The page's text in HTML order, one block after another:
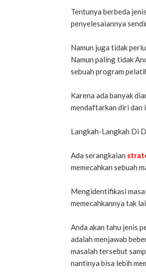
Tentunya berbeda
penyelesaiannya
Namun juga tidak
Namun paling tidak
sebuah program
Karena ada banyak
mendaftarkan diri dan
Langkah-Langkah Di
Ada serangkaian
memecahkan sebuah
Mengidentifikasi
memecahkannya tak
Anda akan tahu jenis
adalah menjawab
masalah tersebut
nantinya bisa lebih